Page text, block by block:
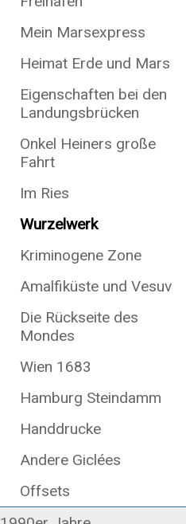
Mein Marsexpress
Heimat Erde und Mars
Eigenschaften bei den
Landungsbrücken
Onkel Heiners große
Fahrt
Im Ries
Wurzelwerk
Kriminogene Zone
Amalfiküste und Vesuv
Die Rückseite des
Mondes
Wien 1683
Hamburg Steindamm
Handdrucke
Andere Giclées
Offsets